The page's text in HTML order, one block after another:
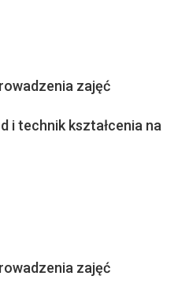
zajęć
i technik kształcenia na
zajęć